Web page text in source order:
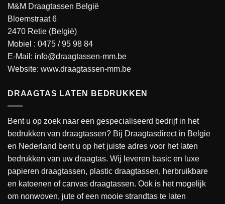
M&M Draagtassen België
Bloemstraat 6
2470 Retie (België)
Mobiel : 0475 / 95 98 84
E-Mail: info@draagtassen-mm.be
Website: www.draagtassen-mm.be
DRAAGTAS LATEN BEDRUKKEN
Bent u op zoek naar een gespecialiseerd bedrijf in het
bedrukken van draagtassen? Bij Draagtasdirect in Belgie
en Nederland bent u op het juiste adres voor het laten
bedrukken van uw draagtas. Wij leveren basic en luxe
papieren draagtassen, plastic draagtassen, herbruikbare
en katoenen of canvas draagtassen. Ook is het mogelijk
om nonwoven, jute of een mooie strandtas te laten